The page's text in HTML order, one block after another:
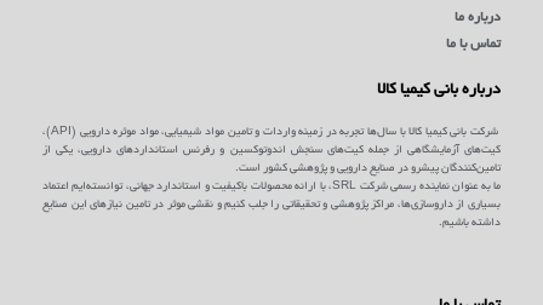
درباره ما
تماس با ما
درباره بانی کیمیا کالا
شرکت بانی کیمیا کالا با سال‌ها تجربه در زمینه واردات و تامین مواد شیمیایی، مواد موثره دارویی (API)،
کیت‌های آزمایشگاهی از جمله کیت‌های سنجش اندوتوکسین و رفرنس استانداردهای دارویی، یکی از
تامین‌کنندگان پیشرو در صنایع دارویی و پژوهشی کشور است.
ما به عنوان نماینده رسمی شرکت SRL، با ارائه محصولات باکیفیت و استاندارد جهانی، توانسته‌ایم اعتماد
بسیاری از داروسازی‌ها، مراکز پژوهشی و تحقیقاتی را جلب کنیم و نقشی موثر در تامین نیازهای این صنایع
داشته باشیم.